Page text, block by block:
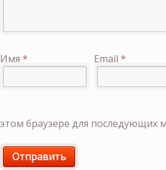
Имя * Email *
этом браузере для последующих